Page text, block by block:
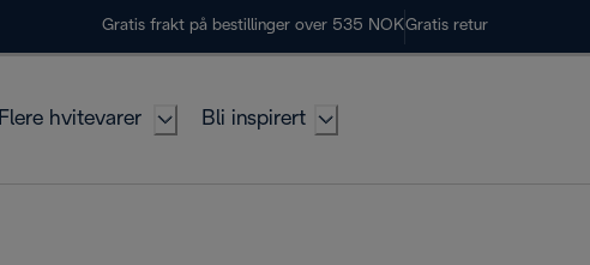
Gratis frakt på bestillinger over 535 NOKGratis retur
Flere hvitevarer Bli inspirert